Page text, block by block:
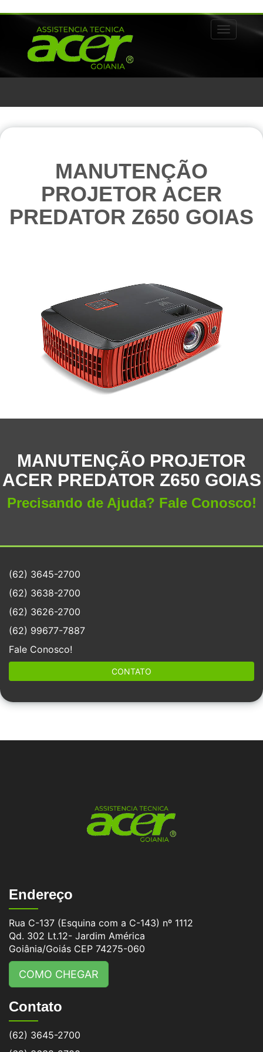
Alternar
MANUTENÇÃO
PROJETOR ACER
PREDATOR Z650 GOIAS
MANUTENÇÃO PROJETOR
ACER PREDATOR Z650 GOIAS
Precisando de Ajuda? Fale Conosco!
(62) 3645-2700
(62) 3638-2700
(62) 3626-2700
(62) 99677-7887
Fale Conosco!
CONTATO
Endereço
Rua C-137 (Esquina com a C-143) nº 1112
Qd. 302 Lt.12- Jardim América
Goiânia/Goiás CEP 74275-060
COMO CHEGAR
Contato
(62) 3645-2700